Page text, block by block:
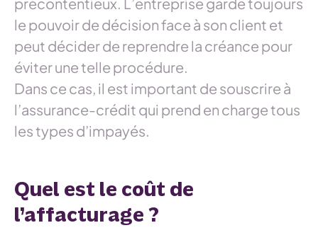
le pouvoir de décision face à son client et
peut décider de reprendre la créance pour
éviter une telle procédure.
Dans ce cas, il est important de souscrire à
l’assurance-crédit qui prend en charge tous
les types d’impayés.
Quel est le coût de
l’affacturage ?